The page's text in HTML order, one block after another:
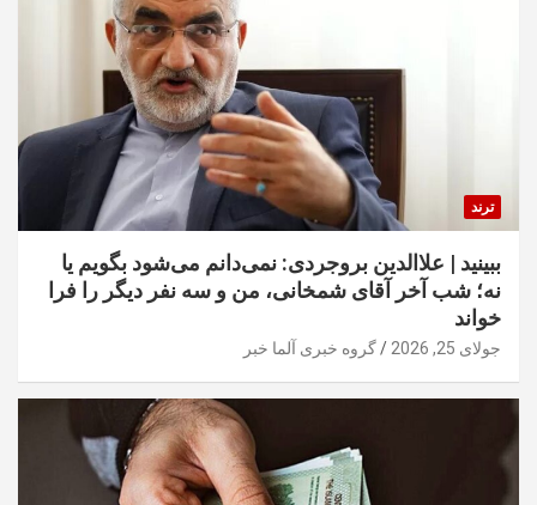
ترند
ببینید | علاالدین بروجردی: نمی‌دانم می‌شود بگویم یا
نه؛ شب آخر آقای شمخانی، من و سه نفر دیگر را فرا
خواند
جولای 25, 2026 گروه خبری آلما خبر